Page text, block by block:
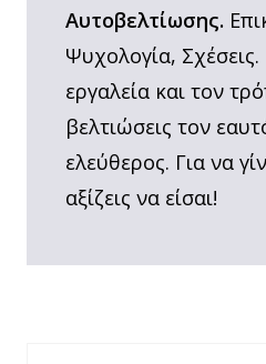
Αυτοβελτίωσης.
Ψυχολογία,
εργαλεία και τον
βελτιώσεις τον
ελεύθερος. Για να
αξίζεις να είσαι!